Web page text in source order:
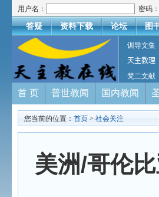
用户名： 密码：
答疑 资料下载 论坛 图
训导文集
天主教理
梵二文献
首 页 普世教闻 国内教闻
您当前的位置： 首页 > 社会关注
美洲/哥伦